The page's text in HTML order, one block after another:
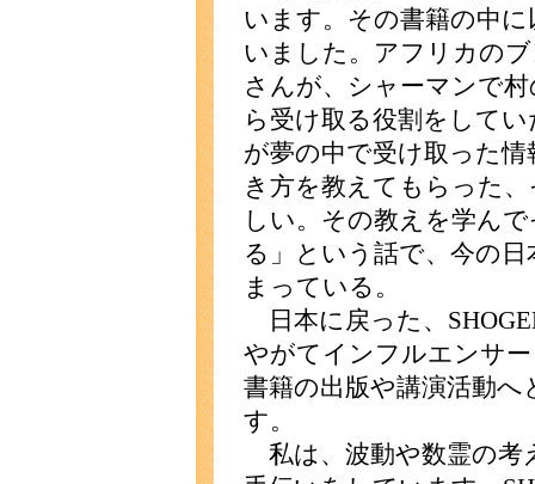
います。その書籍の中
いました。アフリカの
さんが、シャーマンで
ら受け取る役割をして
が夢の中で受け取った
き方を教えてもらった
しい。その教えを学ん
る」という話で、今の
まっている。
日本に戻った、
やがてインフルエンサ
書籍の出版や講演活動
す。
私は、波動や数霊の考